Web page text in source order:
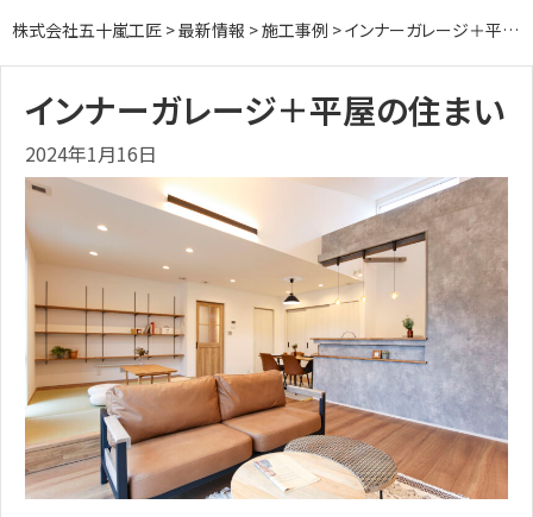
株式会社五十嵐工匠 >最新情報 >施工事例 >インナーガレージ＋平屋の住まい
インナーガレージ＋平屋の住まい
2024年1月16日